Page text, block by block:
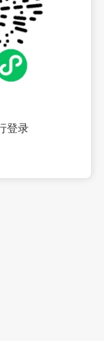
登录